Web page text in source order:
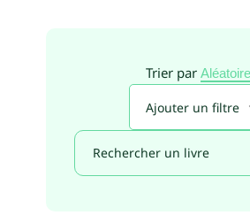
Trier par Aléatoire
Ajouter un filtre